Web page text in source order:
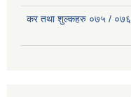
कर तथा शुल्कहरु ०७५ / ०७६